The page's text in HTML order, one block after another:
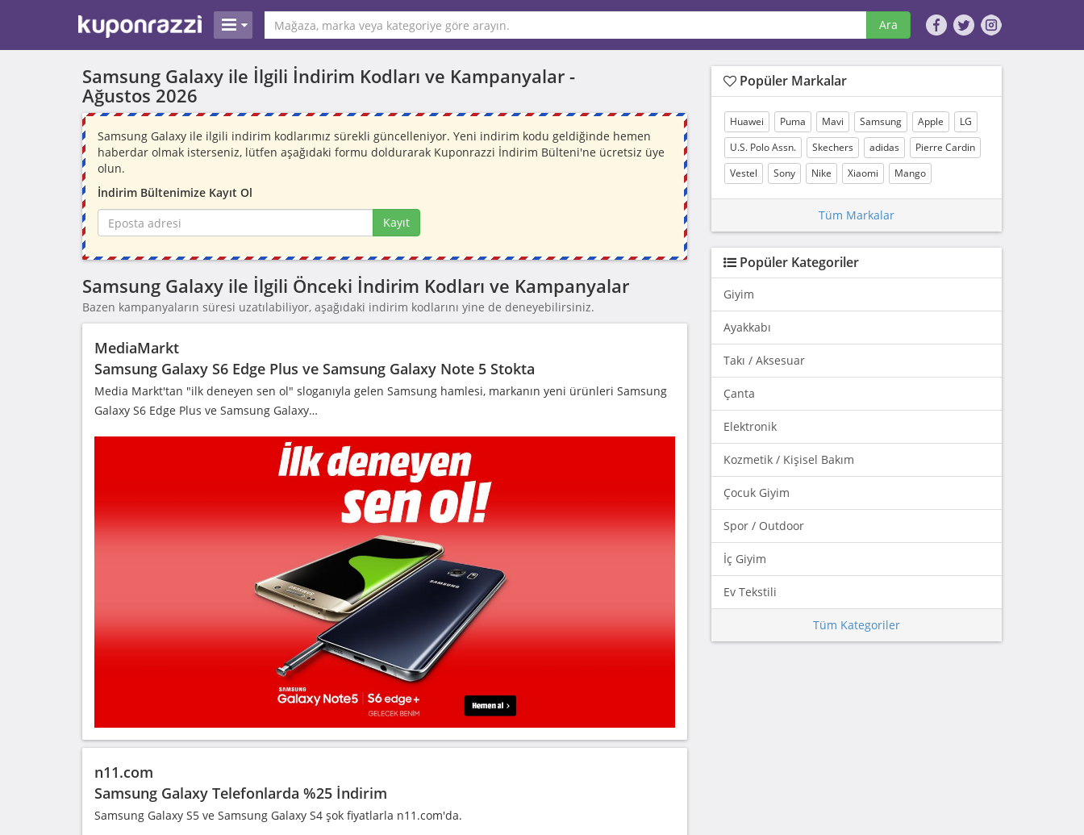
Ara
Samsung Galaxy ile İlgili İndirim Kodları ve Kampanyalar -
Ağustos 2026
Samsung Galaxy ile ilgili indirim kodlarımız sürekli güncelleniyor. Yeni indirim kodu geldiğinde hemen
haberdar olmak isterseniz, lütfen aşağıdaki formu doldurarak Kuponrazzi İndirim Bülteni'ne ücretsiz üye
olun.
İndirim Bültenimize Kayıt Ol
Kayıt
Samsung Galaxy ile İlgili Önceki İndirim Kodları ve Kampanyalar
Bazen kampanyaların süresi uzatılabiliyor, aşağıdaki indirim kodlarını yine de deneyebilirsiniz.
MediaMarkt
Samsung Galaxy S6 Edge Plus ve Samsung Galaxy Note 5 Stokta
Media Markt'tan "ilk deneyen sen ol" sloganıyla gelen Samsung hamlesi, markanın yeni ürünleri Samsung
Galaxy S6 Edge Plus ve Samsung Galaxy…
n11.com
Samsung Galaxy Telefonlarda %25 İndirim
Samsung Galaxy S5 ve Samsung Galaxy S4 şok fiyatlarla n11.com'da.
Popüler Markalar
Huawei Puma Mavi Samsung Apple
LG
U.S. Polo Assn.
Skechers adidas
Pierre Cardin
Vestel
Sony Nike Xiaomi Mango
Tüm Markalar
Popüler Kategoriler
Giyim
Ayakkabı
Takı / Aksesuar
Çanta
Elektronik
Kozmetik / Kişisel Bakım
Çocuk Giyim
Spor / Outdoor
İç Giyim
Ev Tekstili
Tüm Kategoriler